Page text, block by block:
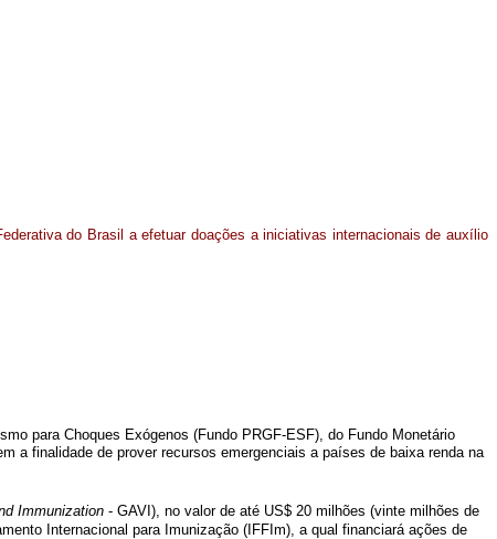
do Brasil a efetuar doações a iniciativas internacionais de auxílio
para Choques Exógenos (Fundo PRGF-ESF), do Fundo Monetário
a finalidade de prover recursos emergenciais a países de baixa renda na
Immunization - GAVI), no valor de até US$ 20 milhões (vinte milhões de
Internacional para Imunização (IFFIm), a qual financiará ações de